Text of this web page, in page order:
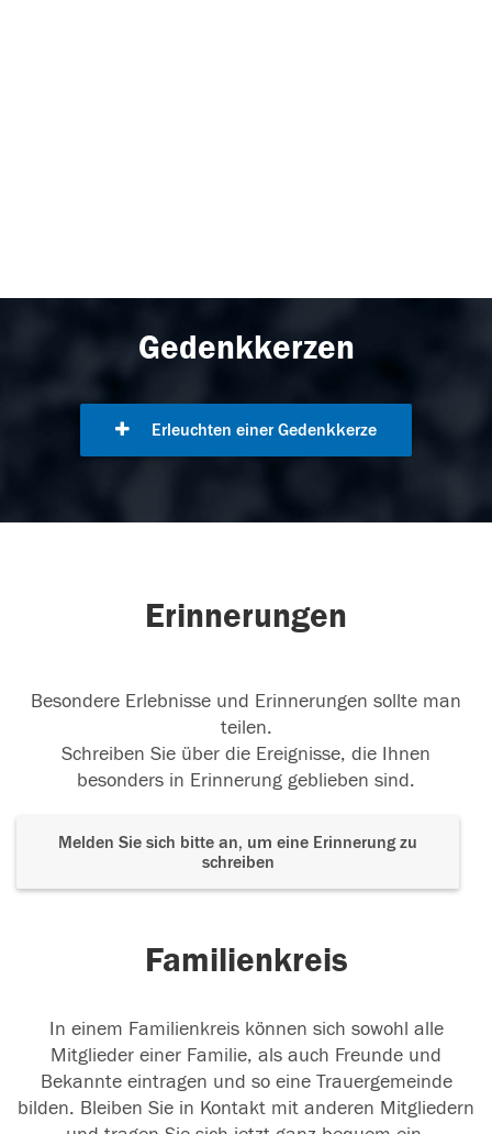
Gedenkkerzen
Erleuchten einer Gedenkkerze
Erinnerungen
Besondere Erlebnisse und Erinnerungen sollte man
teilen.
Schreiben Sie über die Ereignisse, die Ihnen
besonders in Erinnerung geblieben sind.
Melden Sie sich bitte an, um eine Erinnerung zu
schreiben
Familienkreis
In einem Familienkreis können sich sowohl alle
Mitglieder einer Familie, als auch Freunde und
Bekannte eintragen und so eine Trauergemeinde
bilden. Bleiben Sie in Kontakt mit anderen Mitgliedern